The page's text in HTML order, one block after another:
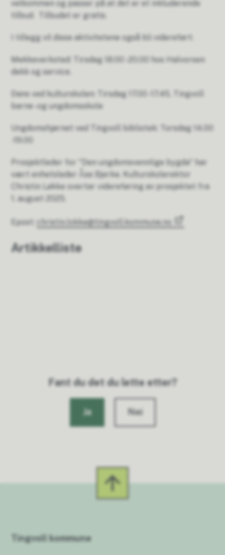
velkommen og passer på at det er et inkluderende
tilbud. Tilbudet er gratis.
I tillegg vil disse aktivitetene også bli videreført:
Mekkeverksted: Tirsdag 18.00 -20.00 hos Halvorsen
dekk og service.
Dans ved kulturskolen: Tirsdag 17.00 -17.45, Tingvoll
barne -og ungdomsskole
Ungdomshjørnet ved Tingvoll bibliotek: Torsdag 14.00
Prosjektleder for "Den ungdomsvennlige bygda" har
vært enhetsleder Åse Bjerke. Kulturskolerektor
Christin Løkke overtar videreføring av prosjektet fra
1. august 2025.
Epost: christin.lokke@tingvoll.kommune.no
Artikkelliste
Fant du det du lette etter?
Ja Nei
Tingvoll kommune